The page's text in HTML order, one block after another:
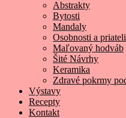
Abstrakty
Bytosti
Mandaly
Osobnosti a
Maľovaný hodváb
Šité Návrhy
Keramika
Zdravé pokrmy
Výstavy
Recepty
Kontakt